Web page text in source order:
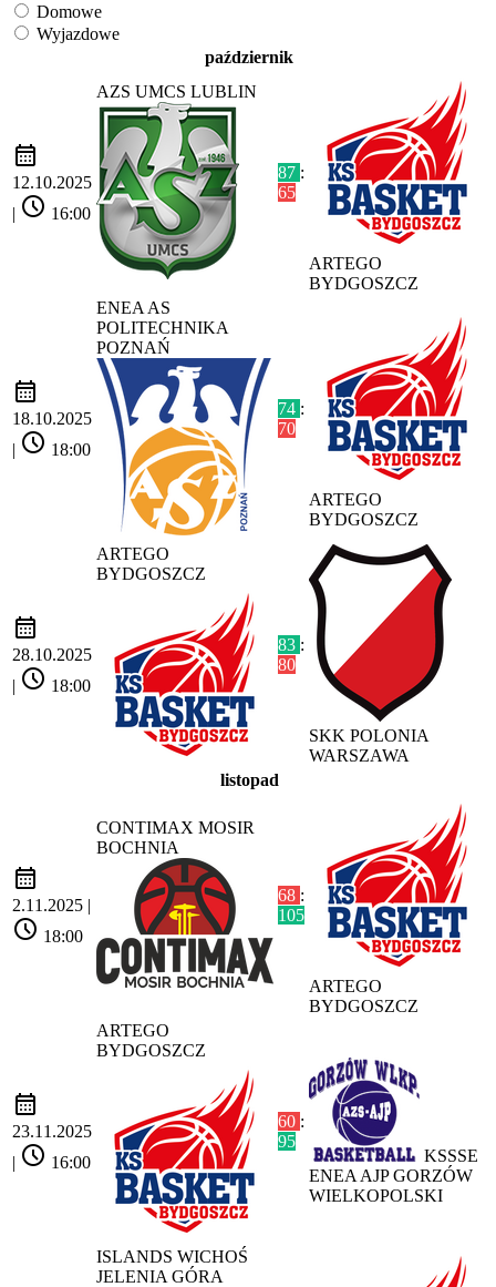
Domowe
Wyjazdowe
październik
calendar_month
12.10.2025
| schedule 16:00
AZS UMCS LUBLIN
87 :
65
ARTEGO
BYDGOSZCZ
calendar_month
18.10.2025
| schedule 18:00
ENEA AS
POLITECHNIKA
POZNAŃ
74 :
70
ARTEGO
BYDGOSZCZ
calendar_month
28.10.2025
| schedule 18:00
ARTEGO
BYDGOSZCZ
83 :
80
SKK POLONIA
WARSZAWA
listopad
calendar_month
2.11.2025 |
schedule 18:00
CONTIMAX MOSIR
BOCHNIA
68 :
105
ARTEGO
BYDGOSZCZ
calendar_month
23.11.2025
| schedule 16:00
ARTEGO
BYDGOSZCZ
60 :
95
KSSSE
ENEA AJP GORZÓW
WIELKOPOLSKI
ISLANDS WICHOŚ
JELENIA GÓRA